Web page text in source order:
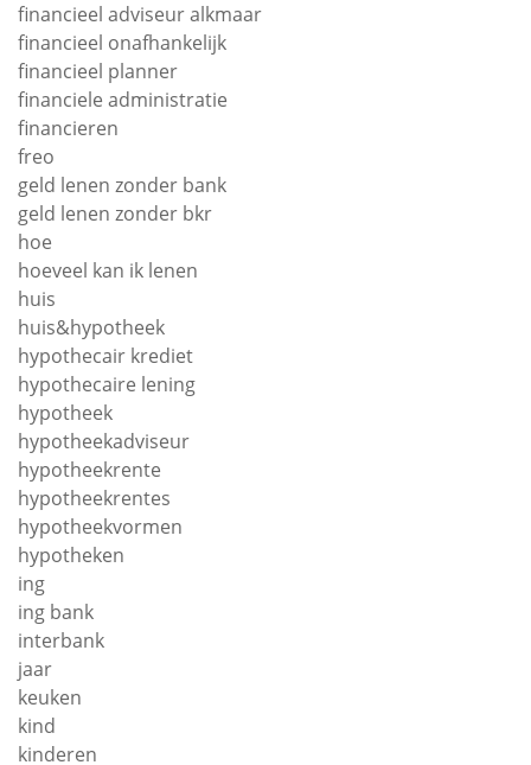
financieel adviseur alkmaar
financieel onafhankelijk
financieel planner
financiele administratie
financieren
freo
geld lenen zonder bank
geld lenen zonder bkr
hoe
hoeveel kan ik lenen
huis
huis&hypotheek
hypothecair krediet
hypothecaire lening
hypotheek
hypotheekadviseur
hypotheekrente
hypotheekrentes
hypotheekvormen
hypotheken
ing
ing bank
interbank
jaar
keuken
kind
kinderen